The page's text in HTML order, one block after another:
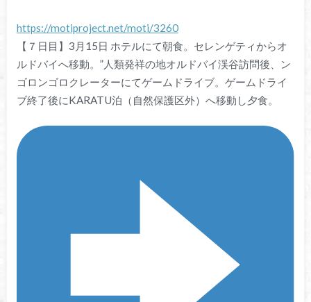
https://motiproject.net/moti/3260
【７日目】3月15日 ホテルにて朝食。セレンゲティからオ
ルドバイへ移動。”人類発祥の地オルドバイ渓谷訪問後、ン
ゴロンゴロクレーターにてゲームドライブ。ゲームドライ
ブ終了後にKARATU泊（自然保護区外）へ移動し夕食。